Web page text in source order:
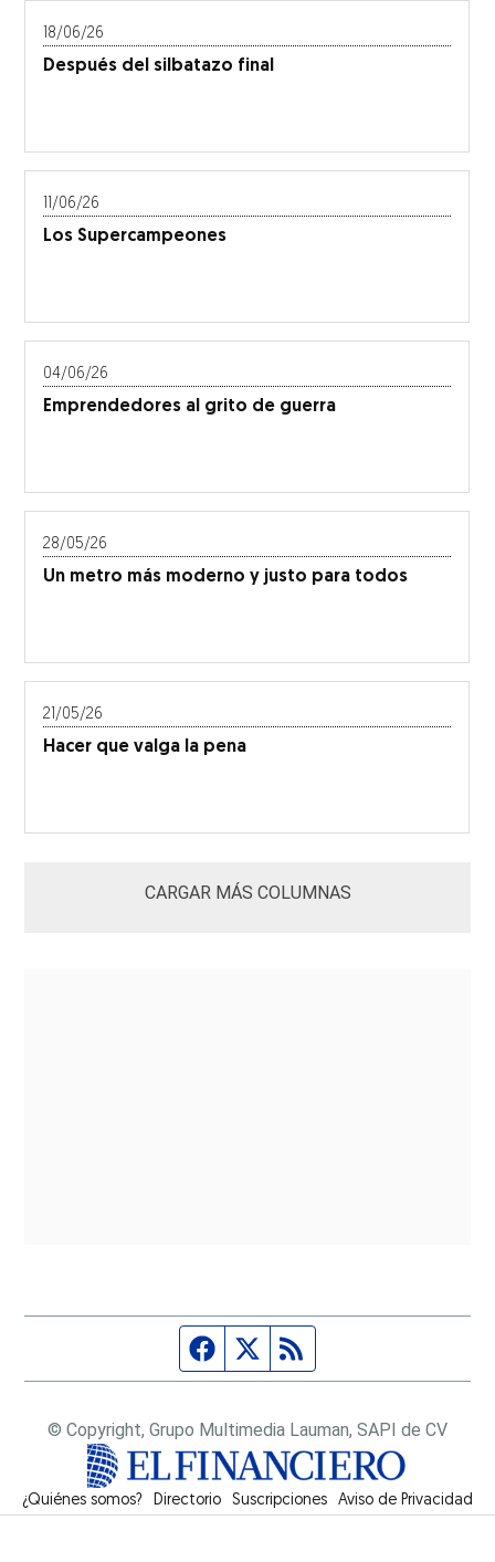
18/06/26
Después del silbatazo final
11/06/26
Los Supercampeones
04/06/26
Emprendedores al grito de guerra
28/05/26
Un metro más moderno y justo para todos
21/05/26
Hacer que valga la pena
CARGAR MÁS COLUMNAS
Página de Facebook
Fuente Twitter
© Copyright, Grupo Multimedia Lauman, SAPI de CV
¿Quiénes somos? Directorio Suscripciones Opens in new window
Aviso de Privacidad